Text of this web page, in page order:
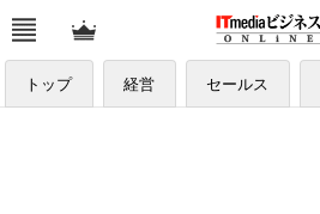
トップ 経営 セールス